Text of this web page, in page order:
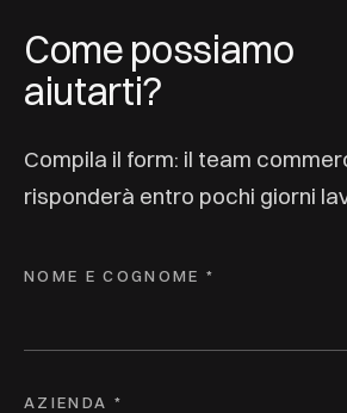
Come possiamo
aiutarti?
Compila il form: il team
risponderà entro pochi giorni
NOME E COGNOME *
AZIENDA *